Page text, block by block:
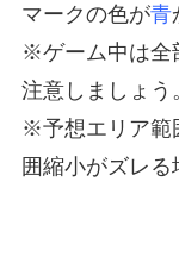
マークの色が青
※ゲーム中は全
注意しましょう
※予想エリア範
囲縮小がズレる